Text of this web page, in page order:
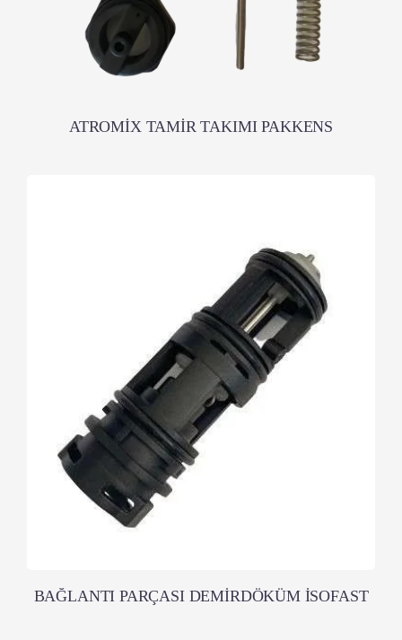
ATROMİX TAMİR TAKIMI PAKKENS
BAĞLANTI PARÇASI DEMİRDÖKÜM İSOFAST